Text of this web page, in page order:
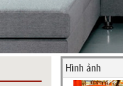
Hình ảnh